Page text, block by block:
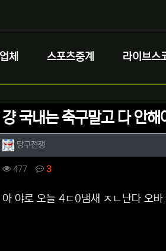
체 스포츠중계 라이브스
걍 국내는 축구말고 다 안해
작성자 정보
당구전쟁
컨텐츠 정보
477조회 3댓글
본문
아 야로 오늘 4ㄷ0냄새 ㅈㄴ난다 오바